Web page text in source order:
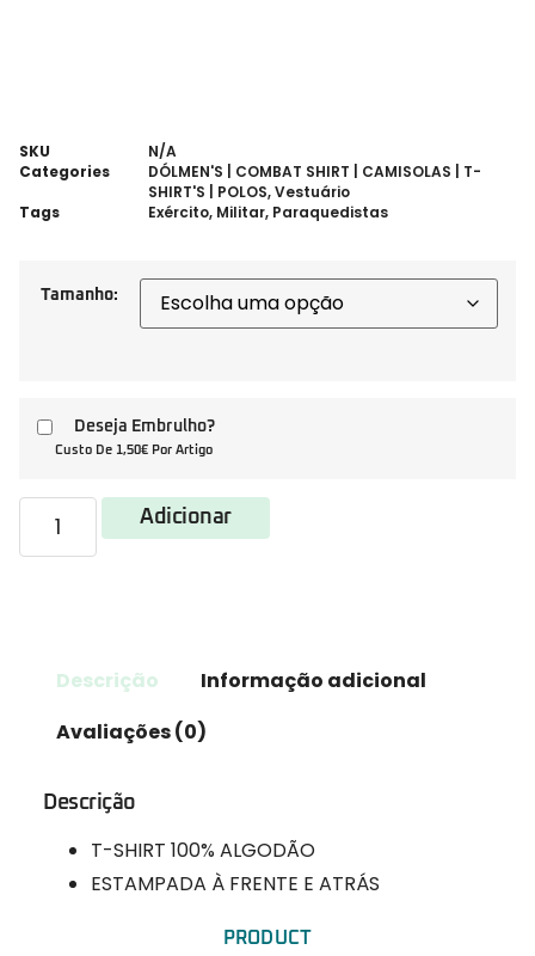
SKU
N/A
Categories
DÓLMEN'S | COMBAT SHIRT | CAMISOLAS | T-
SHIRT'S | POLOS,Vestuário
Tags
Exército, Militar, Paraquedistas
Tamanho:
Deseja Embrulho?
Custo De 1,50€ Por Artigo
Adicionar
Descrição
Informação adicional
Avaliações (0)
Descrição
T-SHIRT 100% ALGODÃO
ESTAMPADA À FRENTE E ATRÁS
PRODUCT